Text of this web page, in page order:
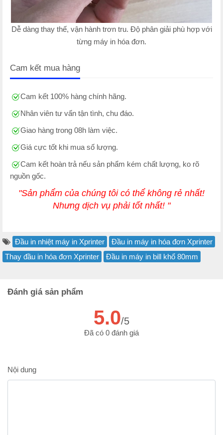
Dễ dàng thay thế, vận hành trơn tru. Độ phân giải phù hợp với
từng máy in hóa đơn.
Cam kết mua hàng
Cam kết 100% hàng chính hãng.
Nhân viên tư vấn tận tình, chu đáo.
Giao hàng trong 08h làm việc.
Giá cực tốt khi mua số lượng.
Cam kết hoàn trả nếu sản phẩm kém chất lượng, ko rõ
nguồn gốc.
"Sản phẩm của chúng tôi có thể không rẻ nhất!
Nhưng dịch vụ phải tốt nhất! "
Đầu in nhiệt máy in Xprinter
Đầu in máy in hóa đơn Xprinter
Thay đầu in hóa đơn Xprinter
Đầu in máy in bill khổ 80mm
Đánh giá sản phẩm
5.0/5
Đã có 0 đánh giá
Nội dung